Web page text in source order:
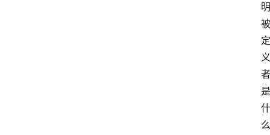
明
被
定
义
者
是
什
么